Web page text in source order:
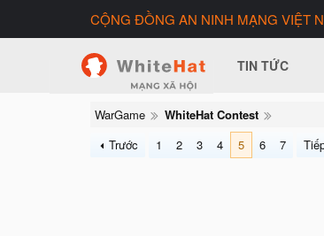
CỘNG ĐỒNG AN NINH MẠNG VIỆT
TIN TỨC
WarGame
WhiteHat Contest
Trước
1 2 3 4 5 6 7